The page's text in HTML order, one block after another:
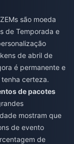
ZEMs são moeda
de Temporada e
de abril de
é permanente e
certeza.
de pacotes
mostram que
de evento
de